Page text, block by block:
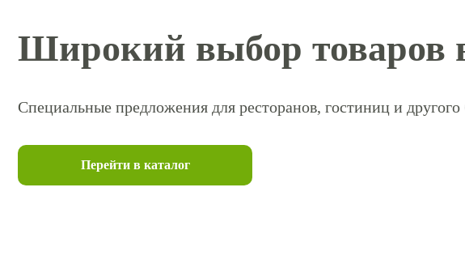
Широкий выбор товаров
Специальные предложения для ресторанов, гостиниц и другого
Перейти в каталог